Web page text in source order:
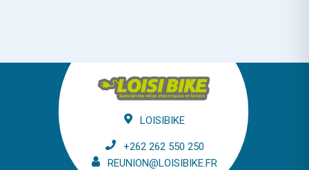
LOISIBIKE
+262 262 550 250
REUNION@LOISIBIKE.FR